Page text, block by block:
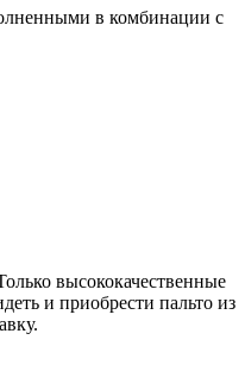
в комбинации с
высококачественные
и приобрести пальто из